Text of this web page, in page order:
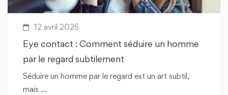
12 avril 2025
Eye contact : Comment séduire un homme
par le regard subtilement
Séduire un homme par le regard est un art subtil,
mais …